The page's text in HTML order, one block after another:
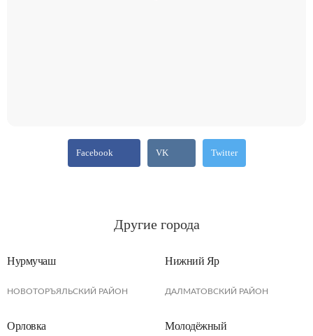
Facebook VK Twitter
Другие города
Нурмучаш
НОВОТОРЪЯЛЬСКИЙ РАЙОН
Нижний Яр
ДАЛМАТОВСКИЙ РАЙОН
Орловка Молодёжный